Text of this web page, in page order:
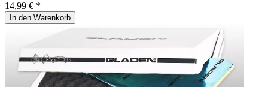
14,99 € *
In den Warenkorb